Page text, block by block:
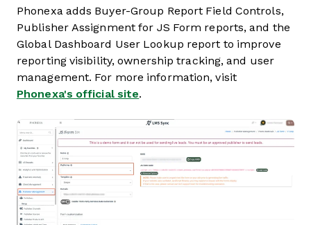
Phonexa adds Buyer-Group Report Field Controls,
Publisher Assignment for JS Form reports, and the
Global Dashboard User Lookup report to improve
reporting visibility, ownership tracking, and user
management. For more information, visit
Phonexa's official site.